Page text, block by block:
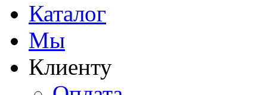
Каталог
Мы
Клиенту